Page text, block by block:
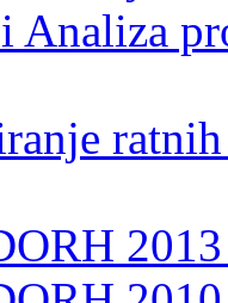
Analiza